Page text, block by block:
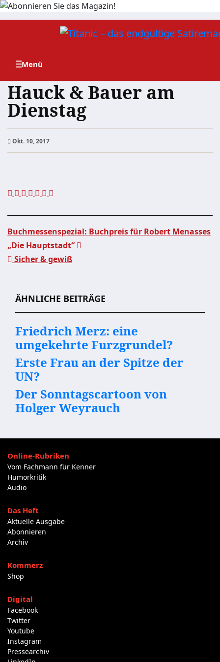
Zum
Hauck & Bauer am
Dienstag
Okt. 10, 2017
Beitragsnavigation
Buchmessenspezial: Buchpreis für Robert Menasses
„Die Hauptstadt“
Sicher & gewiß
ÄHNLICHE BEITRÄGE
Friedrich Merz: eine
umgekehrte Furzgrundel?
Erste Frau an der Spitze der
UN?
Der Sonntagscartoon von
Holger Weyrauch
Online-Rubriken
Vom Fachmann für Kenner
Humorkritik
Audio
Das Heft
Aktuelle Ausgabe
Abonnieren
Archiv
Kommerz
Shop
Digital
Facebook
Twitter
Youtube
Instagram
Pressearchiv